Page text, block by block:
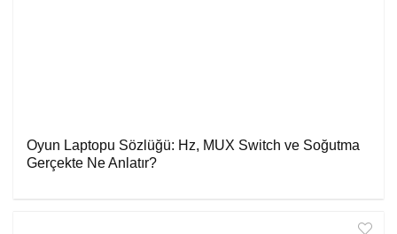
Oyun Laptopu Sözlüğü: Hz, MUX Switch ve Soğutma
Gerçekte Ne Anlatır?